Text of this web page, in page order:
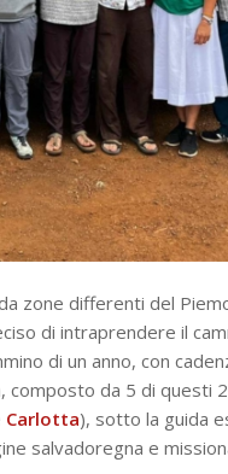
zone differenti del
di intraprendere il
di un anno, con
composto da 5 di questi
Carlotta), sotto la guida
salvadoregna e